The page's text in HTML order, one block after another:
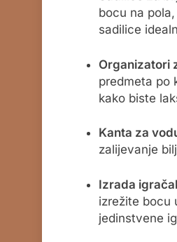
bocu na
sadilice
Organizatori
predmeta po
kako biste
Kanta za
zalijevanje
Izrada
izrežite bocu
jedinstvene